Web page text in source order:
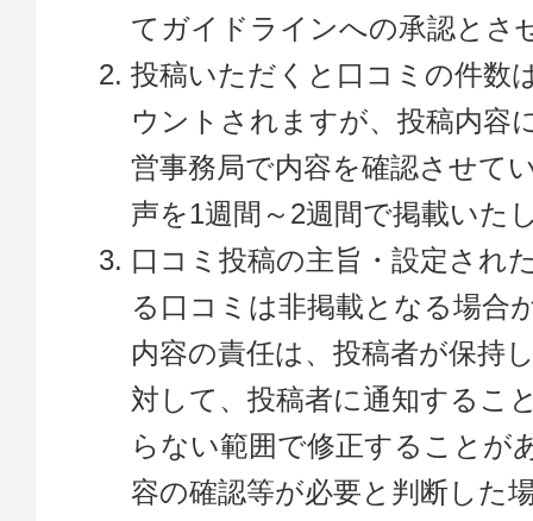
てガイドラインへの承認とさ
投稿いただくと口コミの件数
ウントされますが、投稿内容
営事務局で内容を確認させて
声を1週間～2週間で掲載いた
口コミ投稿の主旨・設定され
る口コミは非掲載となる場合
内容の責任は、投稿者が保持
対して、投稿者に通知するこ
らない範囲で修正することが
容の確認等が必要と判断した